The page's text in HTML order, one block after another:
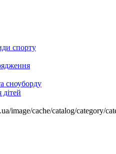
спорту
сноуборду
дітей
image/cache/catalog/category/